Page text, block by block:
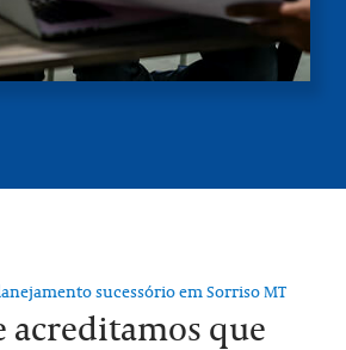
sucessório em Sorriso MT
acreditamos que